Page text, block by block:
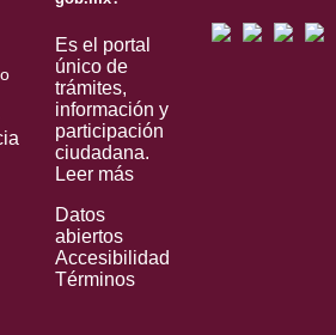
Es el portal
único de
trámites,
información y
participación
ciudadana.
Leer más
Datos
abiertos
Accesibilidad
Términos